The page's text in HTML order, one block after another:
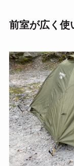
前室が広く使